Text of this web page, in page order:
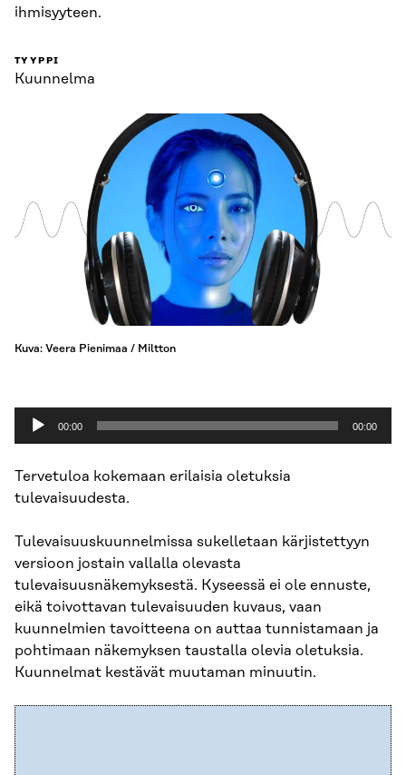
ihmisyyteen.
TYYPPI
Kuunnelma
Kuva: Veera Pienimaa / Miltton
Äänitoistin
00:00 00:00
Tervetuloa kokemaan erilaisia oletuksia
tulevaisuudesta.
Tulevaisuuskuunnelmissa sukelletaan kärjistettyyn
versioon jostain vallalla olevasta
tulevaisuusnäkemyksestä. Kyseessä ei ole ennuste,
eikä toivottavan tulevaisuuden kuvaus, vaan
kuunnelmien tavoitteena on auttaa tunnistamaan ja
pohtimaan näkemyksen taustalla olevia oletuksia.
Kuunnelmat kestävät muutaman minuutin.